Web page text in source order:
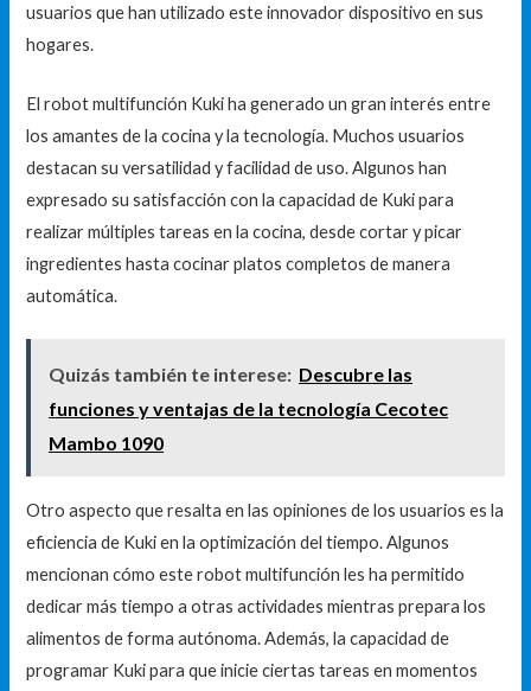
usuarios que han utilizado este innovador dispositivo en sus
hogares.
El robot multifunción Kuki ha generado un gran interés entre
los amantes de la cocina y la tecnología. Muchos usuarios
destacan su versatilidad y facilidad de uso. Algunos han
expresado su satisfacción con la capacidad de Kuki para
realizar múltiples tareas en la cocina, desde cortar y picar
ingredientes hasta cocinar platos completos de manera
automática.
Quizás también te interese: Descubre las
funciones y ventajas de la tecnología Cecotec
Mambo 1090
Otro aspecto que resalta en las opiniones de los usuarios es la
eficiencia de Kuki en la optimización del tiempo. Algunos
mencionan cómo este robot multifunción les ha permitido
dedicar más tiempo a otras actividades mientras prepara los
alimentos de forma autónoma. Además, la capacidad de
programar Kuki para que inicie ciertas tareas en momentos